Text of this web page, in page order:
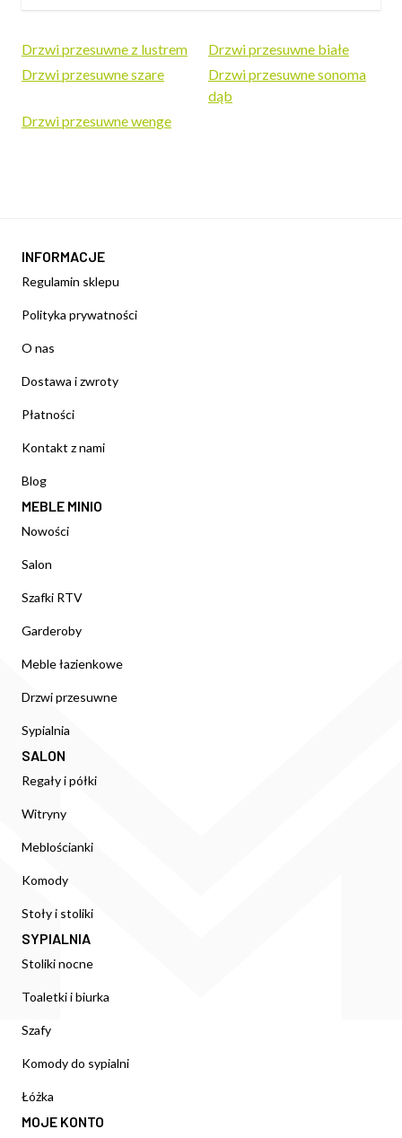
Drzwi przesuwne z lustrem
Drzwi przesuwne białe
Drzwi przesuwne szare
Drzwi przesuwne sonoma
dąb
Drzwi przesuwne wenge
INFORMACJE
Regulamin sklepu
Polityka prywatności
O nas
Dostawa i zwroty
Płatności
Kontakt z nami
Blog
MEBLE MINIO
Nowości
Salon
Szafki RTV
Garderoby
Meble łazienkowe
Drzwi przesuwne
Sypialnia
SALON
Regały i półki
Witryny
Meblościanki
Komody
Stoły i stoliki
SYPIALNIA
Stoliki nocne
Toaletki i biurka
Szafy
Komody do sypialni
Łóżka
MOJE KONTO